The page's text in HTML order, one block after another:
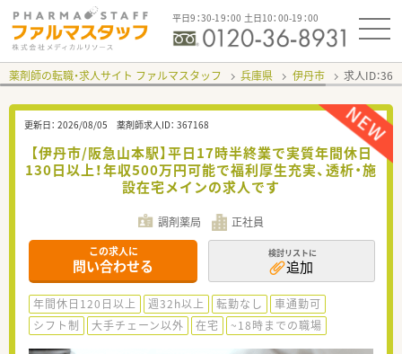
平日9：30-19：00 土日10：00-19：00
薬剤師の転職・求人サイト ファルマスタッフ 兵庫県 伊丹市 求人ID：
更新日： 2026/08/05 薬剤師求人ID： 367168
【伊丹市/阪急山本駅】平日17時半終業で実質年間休日
130日以上！年収500万円可能で福利厚生充実、透析・施
設在宅メインの求人です
調剤薬局 正社員
この求人に
問い合わせる
検討リストに
追加
年間休日120日以上 週32h以上 転勤なし
車通勤可
シフト制
大手チェーン以外 在宅 ~18時までの職場